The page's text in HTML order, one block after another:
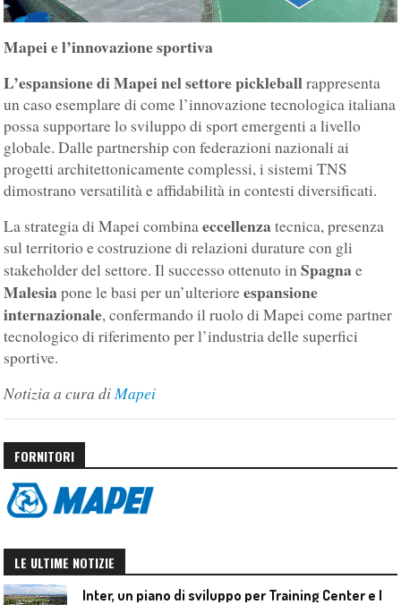
Mapei e l’innovazione sportiva
L’espansione di Mapei nel settore pickleballrappresenta
un caso esemplare di come l’innovazione tecnologica italiana
possa supportare lo sviluppo di sport emergenti a livello
globale. Dalle partnership con federazioni nazionali ai
progetti architettonicamente complessi, i sistemi TNS
dimostrano versatilità e affidabilità in contesti diversificati.
La strategia di Mapei combinaeccellenzatecnica, presenza
sul territorio e costruzione di relazioni durature con gli
stakeholder del settore. Il successo ottenuto inSpagnae
Malesiapone le basi per un’ulterioreespansione
internazionale, confermando il ruolo di Mapei come partner
tecnologico di riferimento per l’industria delle superfici
sportive.
Notizia a cura di Mapei
FORNITORI
LE ULTIME NOTIZIE